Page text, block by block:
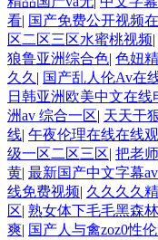
看| 国产免费公开视频
区二区三区水蜜桃视频|
狼鲁亚洲综合色| 色妞
久久 | 国产乱人伦Av在
日韩亚洲欧美中文在线
洲av 综合一区| 天天干
线| 午夜伦理在线在线
级一区二区三区| 把老
黄| 最新国产中文字幕
线免费视频| 久久久久
区| 熟女体下毛毛黑森
爽| 国产人与禽zoz0性